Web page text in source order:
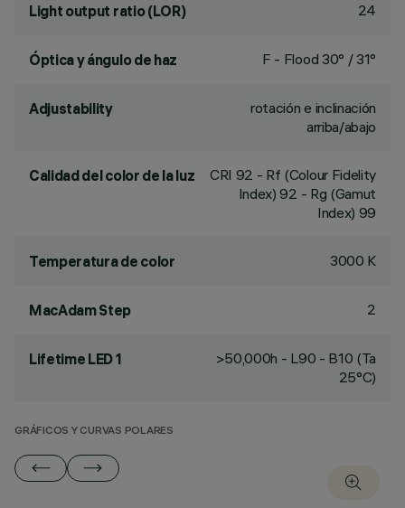
Light output ratio (LOR) 24
Óptica y ángulo de haz F - Flood 30° / 31°
Adjustability
rotación e inclinación
arriba/abajo
Calidad del color de la luz CRI 92 - Rf (Colour Fidelity
Index) 92 - Rg (Gamut
Index) 99
Temperatura de color 3000 K
MacAdam Step 2
Lifetime LED 1
>50,000h - L90 - B10 (Ta
25°C)
GRÁFICOS Y CURVAS POLARES